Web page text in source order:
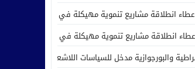
انطلاقة مشاريع تنموية مهيكلة في إطار الاحتفال بالذكرى الـ27 لعيد
انطلاقة مشاريع تنموية مهيكلة في إطار الاحتفال بالذكرى الـ27 لعيد
والبورجوازية مدخل للسياسات اللاشعبية